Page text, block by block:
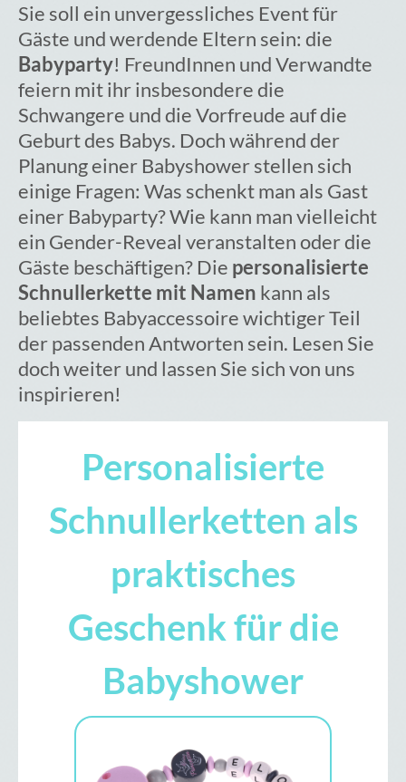
Sie soll ein unvergessliches Event für
Gäste und werdende Eltern sein: die
Babyparty! FreundInnen und Verwandte
feiern mit ihr insbesondere die
Schwangere und die Vorfreude auf die
Geburt des Babys. Doch während der
Planung einer Babyshower stellen sich
einige Fragen: Was schenkt man als Gast
einer Babyparty? Wie kann man vielleicht
ein Gender-Reveal veranstalten oder die
Gäste beschäftigen? Die personalisierte
Schnullerkette mit Namen kann als
beliebtes Babyaccessoire wichtiger Teil
der passenden Antworten sein. Lesen Sie
doch weiter und lassen Sie sich von uns
inspirieren!
Personalisierte
Schnullerketten als
praktisches
Geschenk für die
Babyshower